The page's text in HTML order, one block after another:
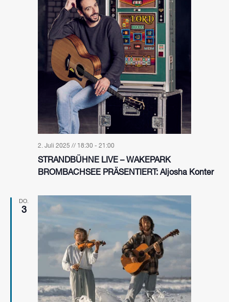
STRANDBÜHNE LIVE – WAKEPARK
BROMBACHSEE PRÄSENTIERT: Aljosha Konter
2. Juli 2025 // 18:30 - 21:00
DO.
3